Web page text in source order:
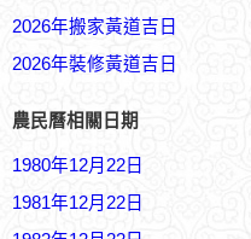
2026年搬家黃道吉日
2026年裝修黃道吉日
農民曆相關日期
1980年12月22日
1981年12月22日